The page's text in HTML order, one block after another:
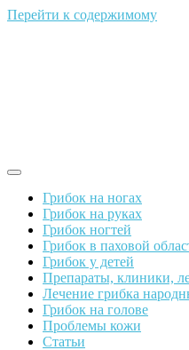
Перейти к содержимому
Грибок на ногах
Грибок на руках
Грибок ногтей
Грибок в паховой
Грибок у детей
Препараты, клиники,
Лечение грибка
Грибок на голове
Проблемы кожи
Статьи